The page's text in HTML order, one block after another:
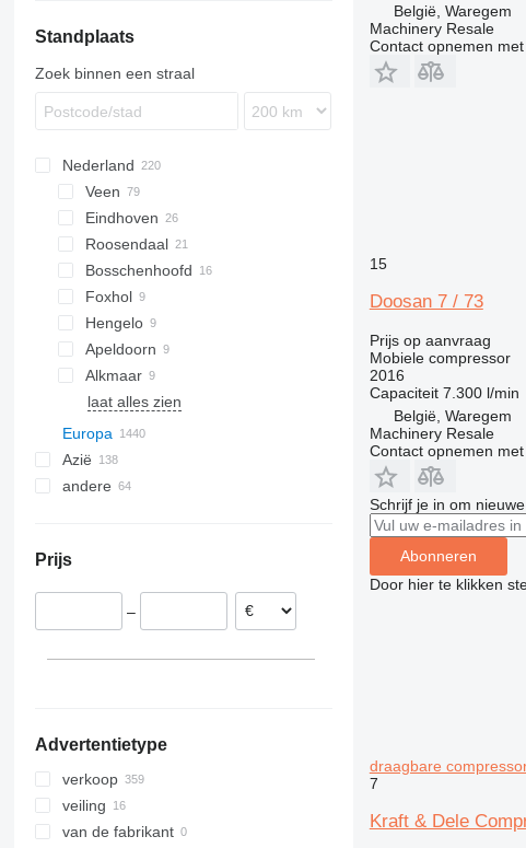
XRVS
XHP
Standplaats
Zoek binnen een straal
Nederland
Veen
Eindhoven
Roosendaal
Bosschenhoofd
Foxhol
Hengelo
Apeldoorn
Alkmaar
laat alles zien
Europa
België
Waregem
Liege
Aye
Polen
Spanje
Verenigd Koninkrijk
Azië
China
Turkije
andere
Chili
Uruguay
Prijs
–
Advertentietype
verkoop
veiling
van de fabrikant
België, Waregem
Machinery Resale
Contact opnemen
15
Doosan 7 / 73
Prijs op aanvraag
Mobiele compressor
2016
Capaciteit 7.300 l/min
België, Waregem
Machinery Resale
Contact opnemen
Schrijf je in om
Abonneren
Door hier te klikken
draagbare
7
Kraft & Dele